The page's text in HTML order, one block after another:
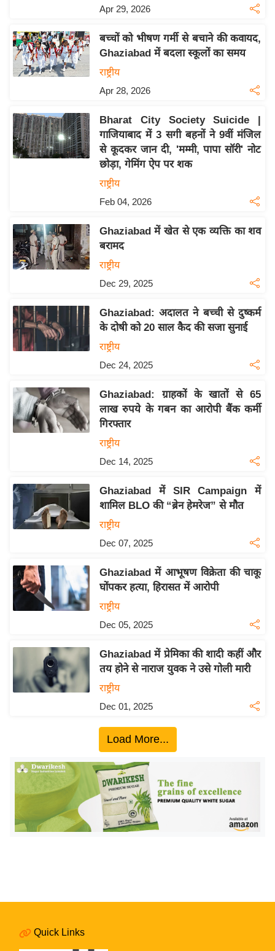
त
वि
शे
रा
य
ब
क्रि
के
ट
L
2
0
क्रा
इ
म
पे
प
र
ल
बे
मि
ल
ख्सि
य
इं
या
सा
हि
टो
Apr 29, 2026
बच्चों को भीषण गर्मी से बचाने की कवायद,
Ghaziabad में बदला स्कूलों का समय
राष्ट्रीय
Apr 28, 2026
Bharat City Society Suicide |
गाजियाबाद में 3 सगी बहनों ने 9वीं मंजिल
से कूदकर जान दी, 'मम्मी, पापा सॉरी' नोट
छोड़ा, गेमिंग ऐप पर शक
राष्ट्रीय
Feb 04, 2026
Ghaziabad में खेत से एक व्यक्ति का शव
बरामद
राष्ट्रीय
Dec 29, 2025
Ghaziabad: अदालत ने बच्ची से दुष्कर्म
के दोषी को 20 साल कैद की सजा सुनाई
राष्ट्रीय
Dec 24, 2025
Ghaziabad: ग्राहकों के खातों से 65
लाख रुपये के गबन का आरोपी बैंक कर्मी
गिरफ्तार
राष्ट्रीय
Dec 14, 2025
Ghaziabad में SIR Campaign में
शामिल BLO की “ब्रेन हेमरेज” से मौत
राष्ट्रीय
Dec 07, 2025
Ghaziabad में आभूषण विक्रेता की चाकू
घोंपकर हत्या, हिरासत में आरोपी
राष्ट्रीय
Dec 05, 2025
Ghaziabad में प्रेमिका की शादी कहीं और
तय होने से नाराज युवक ने उसे गोली मारी
राष्ट्रीय
Dec 01, 2025
Load More...
Quick Links